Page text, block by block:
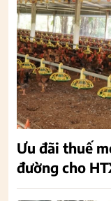
Ưu đãi thuế
đường cho